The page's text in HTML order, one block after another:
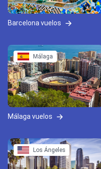
Barcelona vuelos
Málaga
Málaga vuelos
Los Ángeles